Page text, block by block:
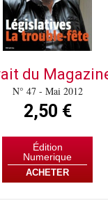
du
N° 47 - Mai 2012
2,50 €
Édition
Numerique
ACHETER